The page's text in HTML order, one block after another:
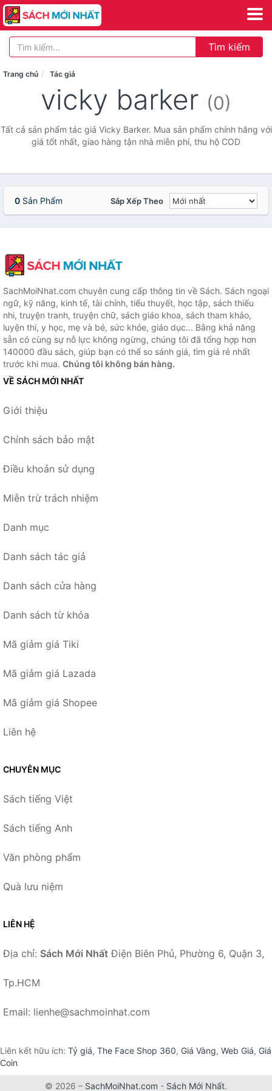
Tìm kiếm
Trang chủ Tác giả
vicky barker (0)
Tất cả sản phẩm tác giả Vicky Barker. Mua sản phẩm chính hãng với
giá tốt nhất, giao hàng tận nhà miễn phí, thu hộ COD
0 Sản Phẩm Sắp Xếp Theo
SachMoiNhat.com chuyên cung cấp thông tin về Sách. Sách ngoại
ngữ, kỹ năng, kinh tế, tài chính, tiểu thuyết, học tập, sách thiếu
nhi, truyện tranh, truyện chữ, sách giáo khoa, sách tham khảo,
luyện thi, y học, mẹ và bé, sức khỏe, giáo dục... Bằng khả năng
sẵn có cùng sự nỗ lực không ngừng, chúng tôi đã tổng hợp hơn
140000 đầu sách, giúp bạn có thể so sánh giá, tìm giá rẻ nhất
trước khi mua. Chúng tôi không bán hàng.
VỀ SÁCH MỚI NHẤT
Giới thiệu
Chính sách bảo mật
Điều khoản sử dụng
Miễn trừ trách nhiệm
Danh mục
Danh sách tác giả
Danh sách cửa hàng
Danh sách từ khóa
Mã giảm giá Tiki
Mã giảm giá Lazada
Mã giảm giá Shopee
Liên hệ
CHUYÊN MỤC
Sách tiếng Việt
Sách tiếng Anh
Văn phòng phẩm
Quà lưu niệm
LIÊN HỆ
Địa chỉ: Sách Mới Nhất Điện Biên Phủ, Phường 6, Quận 3,
Tp.HCM
Email: lienhe@sachmoinhat.com
Liên kết hữu ích: Tỷ giá, The Face Shop 360, Giá Vàng, Web Giá, Giá
Coin
© 2026 – SachMoiNhat.com - Sách Mới Nhất.